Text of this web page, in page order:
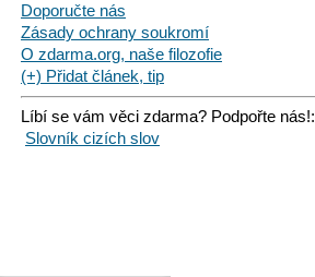
Doporučte nás
Zásady ochrany soukromí
O zdarma.org, naše filozofie
(+) Přidat článek, tip
Líbí se vám věci zdarma? Podpořte nás!:
Slovník cizích slov